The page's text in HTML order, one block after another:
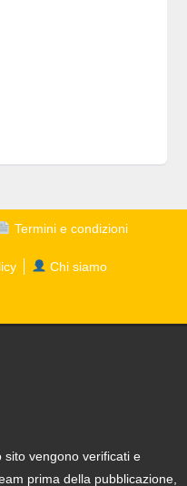
Termini e condizioni
Chi siamo
sito vengono verificati e
prima della pubblicazione,